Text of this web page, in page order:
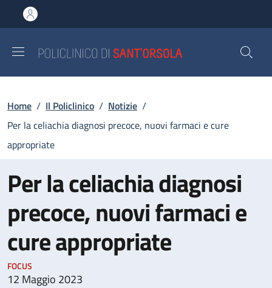
al contenuto principale
to footer content
Briciole di pane
Home / Il Policlinico / Notizie /
Per la celiachia diagnosi precoce, nuovi farmaci e cure
appropriate
Per la celiachia diagnosi
precoce, nuovi farmaci e
cure appropriate
FOCUS
12 Maggio 2023